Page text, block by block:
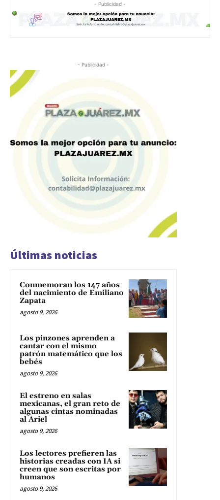
- Publicidad -
- Publicidad -
Últimas noticias
Conmemoran los 147 años
del nacimiento de Emiliano
Zapata
agosto 9, 2026
Los pinzones aprenden a
cantar con el mismo
patrón matemático que los
bebés
agosto 9, 2026
El estreno en salas
mexicanas, el gran reto de
algunas cintas nominadas
al Ariel
agosto 9, 2026
Los lectores prefieren las
historias creadas con IA si
creen que son escritas por
humanos
agosto 9, 2026